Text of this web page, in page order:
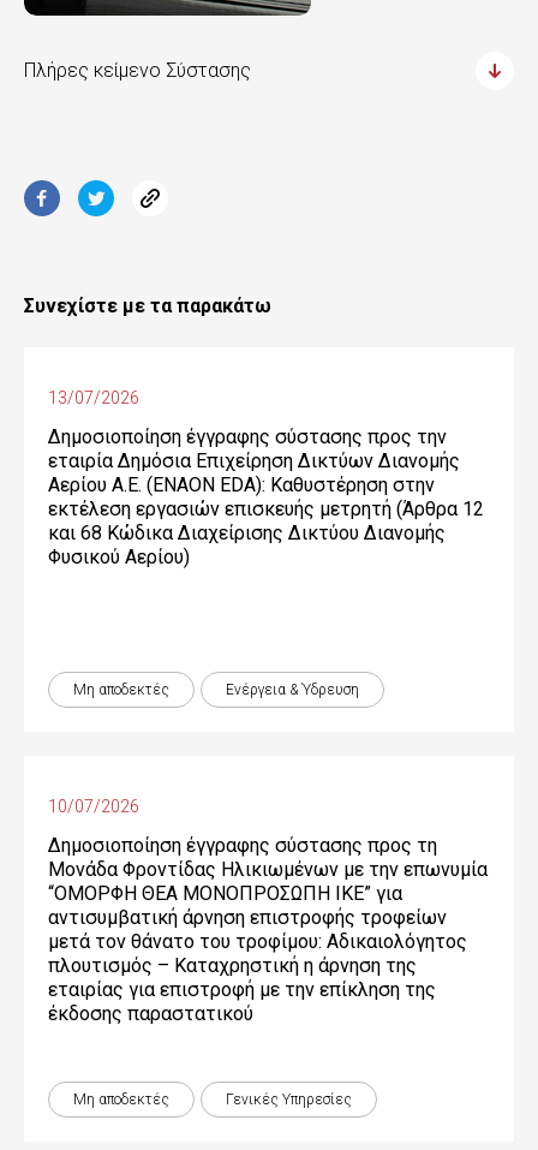
Πλήρες κείμενο Σύστασης
Συνεχίστε με τα παρακάτω
13/07/2026
Δημοσιοποίηση έγγραφης σύστασης προς την
εταιρία Δημόσια Επιχείρηση Δικτύων Διανομής
Αερίου Α.Ε. (ENAON EDA): Καθυστέρηση στην
εκτέλεση εργασιών επισκευής μετρητή (Άρθρα 12
και 68 Κώδικα Διαχείρισης Δικτύου Διανομής
Φυσικού Αερίου)
Μη αποδεκτές Ενέργεια & Ύδρευση
10/07/2026
Δημοσιοποίηση έγγραφης σύστασης προς τη
Μονάδα Φροντίδας Ηλικιωμένων με την επωνυμία
“ΟΜΟΡΦΗ ΘΕΑ ΜΟΝΟΠΡΟΣΩΠΗ ΙΚΕ” για
αντισυμβατική άρνηση επιστροφής τροφείων
μετά τον θάνατο του τροφίμου: Αδικαιολόγητος
πλουτισμός – Καταχρηστική η άρνηση της
εταιρίας για επιστροφή με την επίκληση της
έκδοσης παραστατικού
Μη αποδεκτές Γενικές Yπηρεσίες